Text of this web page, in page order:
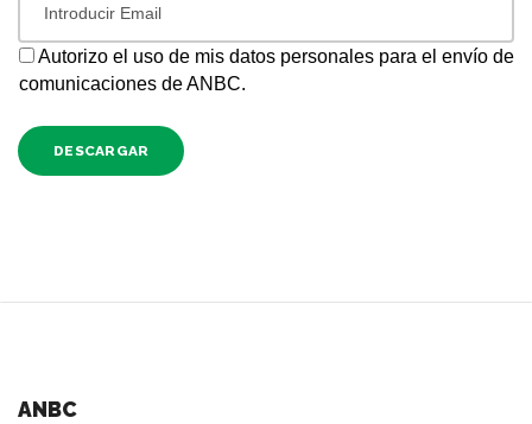
Autorizo el uso de mis datos personales para el envío de
comunicaciones de ANBC.
DESCARGAR
ANBC